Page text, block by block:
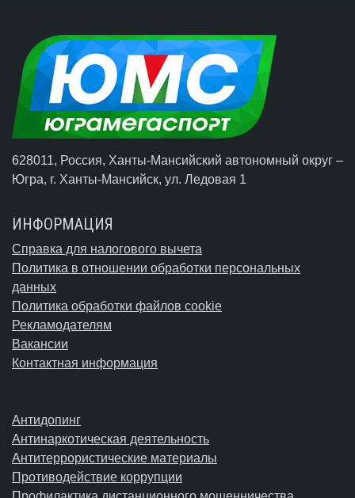
628011, Россия, Ханты-Мансийский автономный округ –
Югра, г. Ханты-Мансийск, ул. Ледовая 1
ИНФОРМАЦИЯ
Справка для налогового вычета
Политика в отношении обработки персональных
данных
Политика обработки файлов cookie
Рекламодателям
Вакансии
Контактная информация
Антидопинг
Антинаркотическая деятельность
Антитеррористические материалы
Противодействие коррупции